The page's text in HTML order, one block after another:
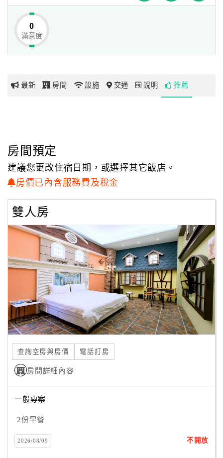
網
玩
地
圖
顧
務
客
度
訂
單
管
理
員
戶
0
滿意度
最新 房間 設施 交通 說明 推薦
房間預定
建議您更改住宿日期，或選擇其它飯店。
房價已內含服務費及稅金
雙人房
查詢空房與房價 電話訂房
房間詳細內容
一般專案
2份早餐
2026/08/09 不開放